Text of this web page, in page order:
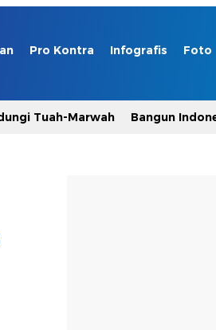
Pro Kontra Infografis Foto
Tuah-Marwah Bangun